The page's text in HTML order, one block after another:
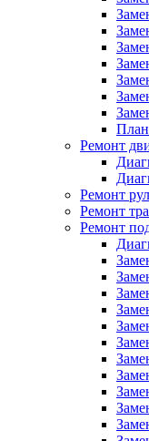
Ремонт
Ремонт
Ремонт
Ремонт